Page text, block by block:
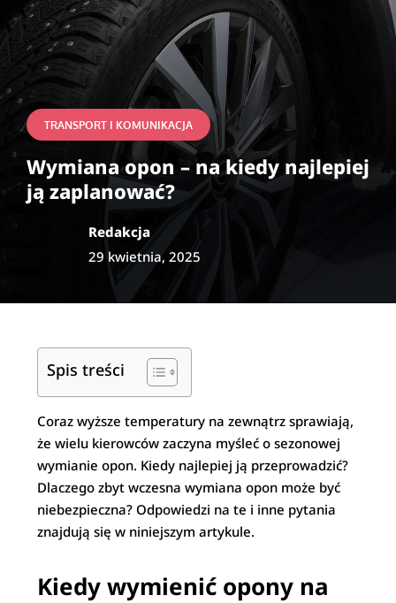
TRANSPORT I KOMUNIKACJA
Wymiana opon – na kiedy najlepiej
ją zaplanować?
Redakcja
29 kwietnia, 2025
Spis treści
Coraz wyższe temperatury na zewnątrz sprawiają,
że wielu kierowców zaczyna myśleć o sezonowej
wymianie opon. Kiedy najlepiej ją przeprowadzić?
Dlaczego zbyt wczesna wymiana opon może być
niebezpieczna? Odpowiedzi na te i inne pytania
znajdują się w niniejszym artykule.
Kiedy wymienić opony na